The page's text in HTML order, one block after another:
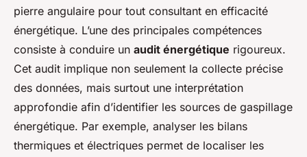
pierre angulaire pour tout consultant en efficacité
énergétique. L’une des principales compétences
consiste à conduire un audit énergétique rigoureux.
Cet audit implique non seulement la collecte précise
des données, mais surtout une interprétation
approfondie afin d’identifier les sources de gaspillage
énergétique. Par exemple, analyser les bilans
thermiques et électriques permet de localiser les